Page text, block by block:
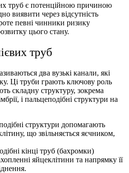
труб є потенційною причиною
виявити через відсутність
певні чинники ризику
цього стану.
труб
два вузькі канали, які
Ці труби грають ключову роль
складну структуру, зокрема
і пальцеподібні структури на
структури допомагають
що звільняється яєчником,
кінці труб (бахромки)
яйцеклітини та напрямку її